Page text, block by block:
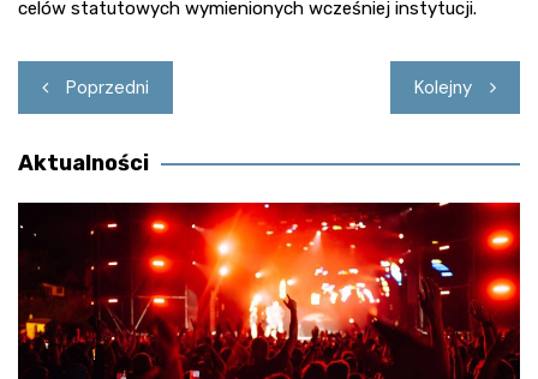
celów statutowych wymienionych wcześniej instytucji.
Nawigacja
wpisu
Poprzedni Kolejny
Aktualności